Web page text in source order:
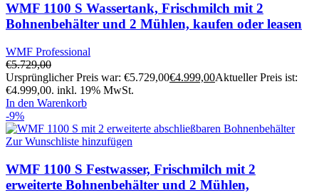
WMF 1100 S Wassertank, Frischmilch mit 2
Bohnenbehälter und 2 Mühlen, kaufen oder leasen
WMF Professional
€5.729,00
Ursprünglicher Preis war: €5.729,00€4.999,00Aktueller Preis ist:
€4.999,00. inkl. 19% MwSt.
In den Warenkorb
-9%
Zur Wunschliste hinzufügen
WMF 1100 S Festwasser, Frischmilch mit 2
erweiterte Bohnenbehälter und 2 Mühlen,